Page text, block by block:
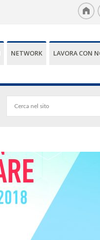
NETWORK LAVORA CON